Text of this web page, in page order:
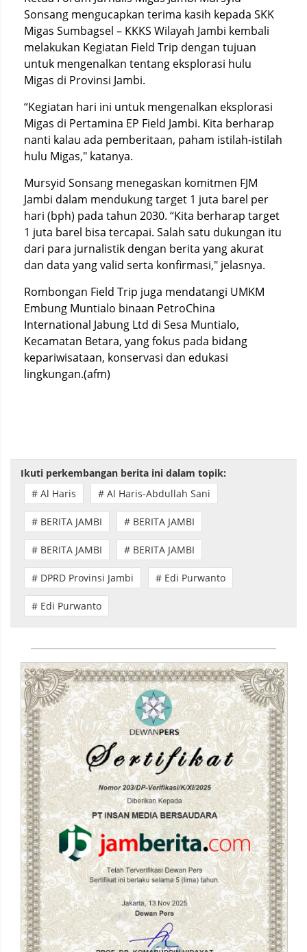
Sonsang mengucapkan terima kasih kepada SKK
Migas Sumbagsel – KKKS Wilayah Jambi kembali
melakukan Kegiatan Field Trip dengan tujuan
untuk mengenalkan tentang eksplorasi hulu
Migas di Provinsi Jambi.
“Kegiatan hari ini untuk mengenalkan eksplorasi
Migas di Pertamina EP Field Jambi. Kita berharap
nanti kalau ada pemberitaan, paham istilah-istilah
hulu Migas," katanya.
Mursyid Sonsang menegaskan komitmen FJM
Jambi dalam mendukung target 1 juta barel per
hari (bph) pada tahun 2030. “Kita berharap target
1 juta barel bisa tercapai. Salah satu dukungan itu
dari para jurnalistik dengan berita yang akurat
dan data yang valid serta konfirmasi," jelasnya.
Rombongan Field Trip juga mendatangi UMKM
Embung Muntialo binaan PetroChina
International Jabung Ltd di Sesa Muntialo,
Kecamatan Betara, yang fokus pada bidang
kepariwisataan, konservasi dan edukasi
lingkungan.(afm)
Ikuti perkembangan berita ini dalam topik:
# Al Haris
# Al Haris-Abdullah Sani
# BERITA JAMBI # BERITA JAMBI
# BERITA JAMBI # BERITA JAMBI
# DPRD Provinsi Jambi # Edi Purwanto
# Edi Purwanto